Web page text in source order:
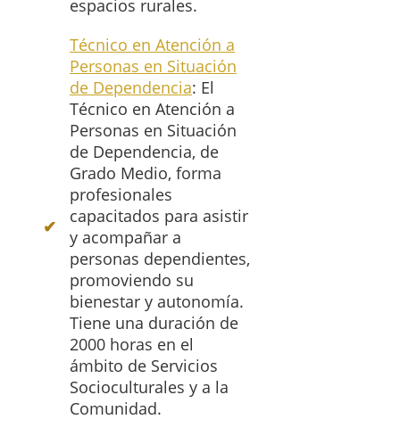
espacios rurales.
Técnico en Atención a
Personas en Situación
de Dependencia: El
Técnico en Atención a
Personas en Situación
de Dependencia, de
Grado Medio, forma
profesionales
capacitados para asistir
y acompañar a
personas dependientes,
promoviendo su
bienestar y autonomía.
Tiene una duración de
2000 horas en el
ámbito de Servicios
Socioculturales y a la
Comunidad.